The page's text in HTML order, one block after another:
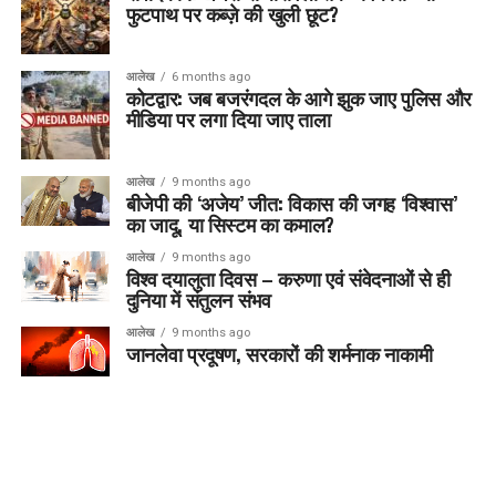
फुटपाथ पर कब्ज़े की खुली छूट?
आलेख 6 months ago
कोटद्वार: जब बजरंगदल के आगे झुक जाए पुलिस और
मीडिया पर लगा दिया जाए ताला
आलेख 9 months ago
बीजेपी की ‘अजेय’ जीत: विकास की जगह ‘विश्वास’
का जादू, या सिस्टम का कमाल?
आलेख 9 months ago
विश्व दयालुता दिवस – करुणा एवं संवेदनाओं से ही
दुनिया में संतुलन संभव
आलेख 9 months ago
जानलेवा प्रदूषण, सरकारों की शर्मनाक नाकामी